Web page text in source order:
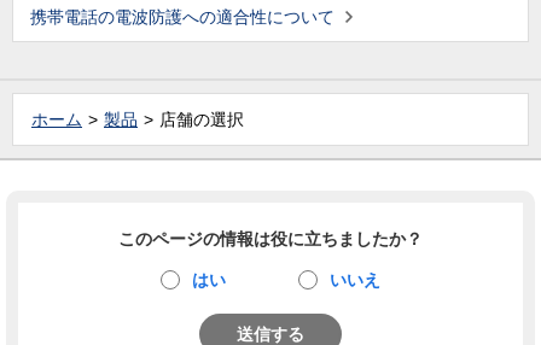
携帯電話の電波防護への適合性について
ホーム 製品 店舗の選択
このページの情報は役に立ちましたか？
はい いいえ
送信する